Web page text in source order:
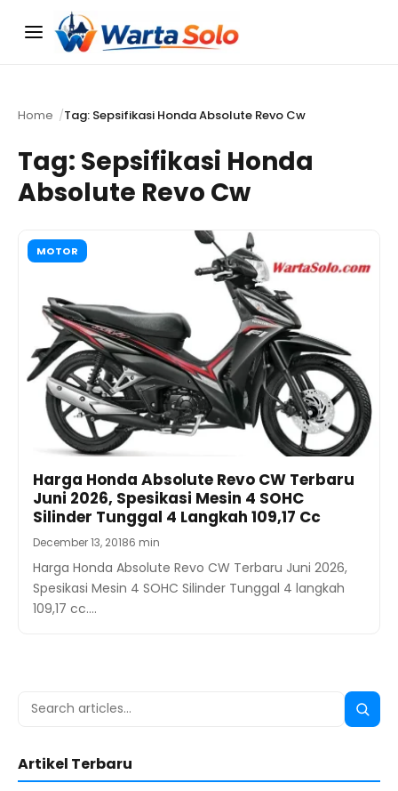
Menu
Home Tag: Sepsifikasi Honda Absolute Revo Cw
Tag: Sepsifikasi Honda
Absolute Revo Cw
MOTOR
Harga Honda Absolute Revo CW Terbaru
Juni 2026, Spesikasi Mesin 4 SOHC
Silinder Tunggal 4 Langkah 109,17 Cc
December 13, 20186 min
Harga Honda Absolute Revo CW Terbaru Juni 2026,
Spesikasi Mesin 4 SOHC Silinder Tunggal 4 langkah
109,17 cc.…
Search
Search
Artikel Terbaru